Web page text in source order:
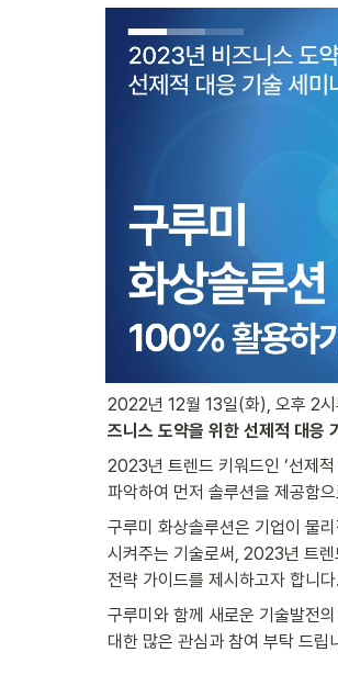
2022년 12월 13일(화), 오후 2
즈니스 도약을 위한 선제적 대응
2023년 트렌드 키워드인 ‘선제
파악하여 먼저 솔루션을 제공함
구루미 화상솔루션은 기업이 물
시켜주는 기술로써, 2023년 트
전략 가이드를 제시하고자 합니다.
구루미와 함께 새로운 기술발전
대한 많은 관심과 참여 부탁 드립